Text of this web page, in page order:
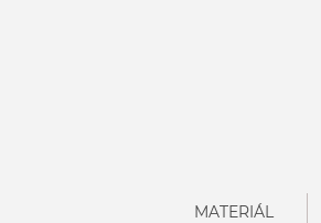
MATERIÁL